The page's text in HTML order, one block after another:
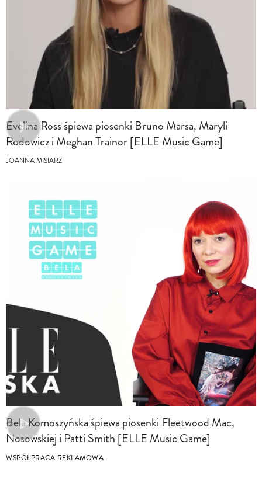
Evelina Ross śpiewa piosenki Bruno Marsa, Maryli
Rodowicz i Meghan Trainor [ELLE Music Game]
JOANNA MISIARZ
Bela Komoszyńska śpiewa piosenki Fleetwood Mac,
Nosowskiej i Patti Smith [ELLE Music Game]
WSPÓŁPRACA REKLAMOWA